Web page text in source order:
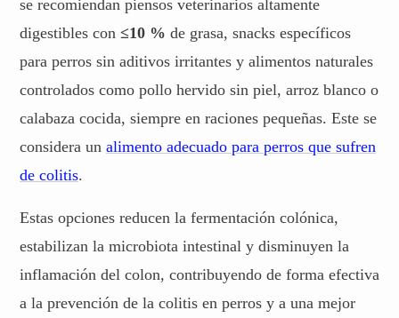
se recomiendan piensos veterinarios altamente
digestibles con ≤10 % de grasa, snacks específicos
para perros sin aditivos irritantes y alimentos naturales
controlados como pollo hervido sin piel, arroz blanco o
calabaza cocida, siempre en raciones pequeñas. Este se
considera un alimento adecuado para perros que sufren
de colitis.
Estas opciones reducen la fermentación colónica,
estabilizan la microbiota intestinal y disminuyen la
inflamación del colon, contribuyendo de forma efectiva
a la prevención de la colitis en perros y a una mejor